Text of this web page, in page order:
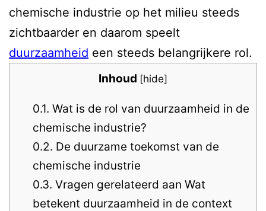
chemische industrie op het milieu steeds
zichtbaarder en daarom speelt
duurzaamheid een steeds belangrijkere rol.
Inhoud [hide]
0.1. Wat is de rol van duurzaamheid in de
chemische industrie?
0.2. De duurzame toekomst van de
chemische industrie
0.3. Vragen gerelateerd aan Wat
betekent duurzaamheid in de context